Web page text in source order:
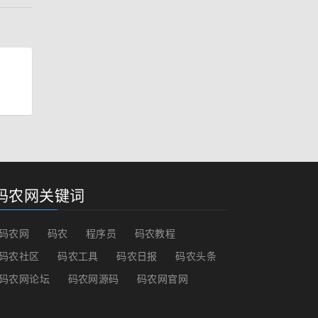
农网关键词
农网 码农 程序员
码农教程
农社区
码农工具 码农日报
码农头条
农网论坛
码农网源码 码农网官网